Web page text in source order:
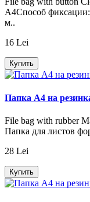
А4Способ
м..
16 Lei
Купить
Папка A4 на
File bag with rubber
Папка для листов
28 Lei
Купить